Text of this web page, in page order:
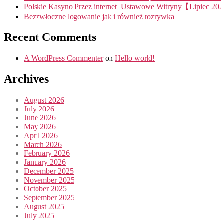
Polskie Kasyno Przez internet ️ Ustawowe Witryny【Lipiec
Bezzwłoczne logowanie jak i również rozrywka
Recent Comments
A WordPress Commenteron Hello world!
Archives
August 2026
July 2026
June 2026
May 2026
April 2026
March 2026
February 2026
January 2026
December 2025
November 2025
October 2025
September 2025
August 2025
July 2025